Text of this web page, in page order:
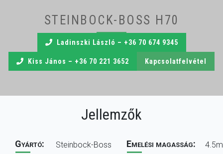
STEINBOCK-BOSS H70
Ladinszki László – +36 70 674 9345
Kiss János – +36 70 221 3652 Kapcsolatfelvétel
Jellemzők
Gyártó: Steinbock-Boss Emelési magasság: 4.5m